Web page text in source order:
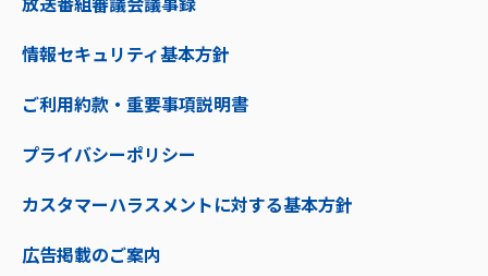
情報セキュリティ基本方針
ご利用約款・重要事項説明書
プライバシーポリシー
カスタマーハラスメントに対する基本方針
広告掲載のご案内